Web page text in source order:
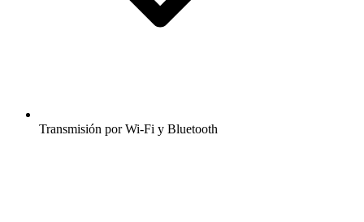
Transmisión por Wi-Fi y Bluetooth